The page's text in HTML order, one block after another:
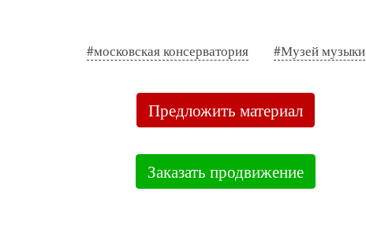
#московская консерватория #Музей музыки
Предложить материал
Заказать продвижение